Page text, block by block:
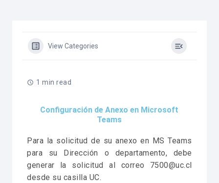
View Categories
1 min read
Configuración de Anexo en Microsoft
Teams
Para la solicitud de su anexo en MS Teams
para su Dirección o departamento, debe
generar la solicitud al correo 7500@uc.cl
desde su casilla UC.